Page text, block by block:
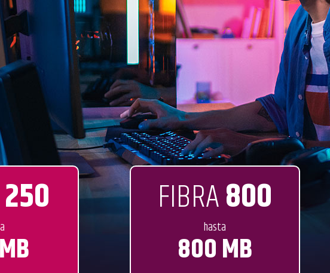
250 FIBRA800
hasta
800 MB